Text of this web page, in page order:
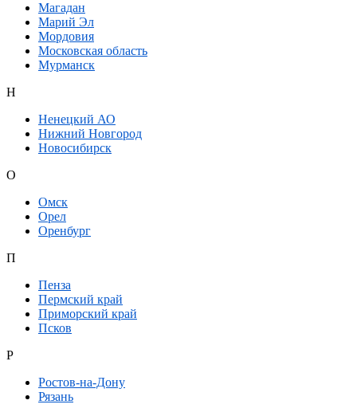
Магадан
Марий Эл
Мордовия
Московская область
Мурманск
Н
Ненецкий АО
Нижний Новгород
Новосибирск
О
Омск
Орел
Оренбург
П
Пенза
Пермский край
Приморский край
Псков
Р
Ростов-на-Дону
Рязань